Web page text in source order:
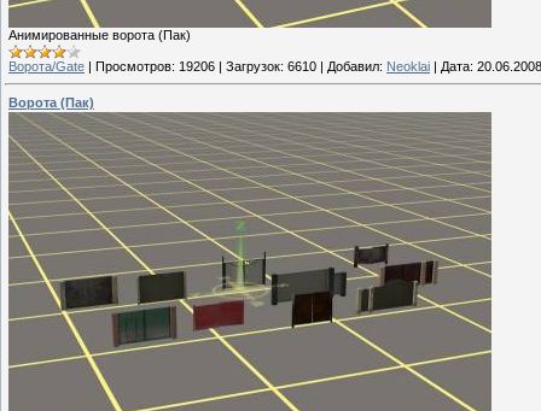
Анимированные ворота (Пак)
Ворота/Gate | Просмотров: 19206 | Загрузок: 6610 | Добавил: Neoklai | Дата: 20.06.2008
Ворота (Пак)